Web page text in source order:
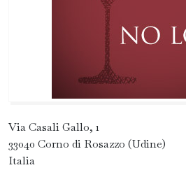
Via Casali Gallo, 1
33040 Corno di Rosazzo (Udine)
Italia